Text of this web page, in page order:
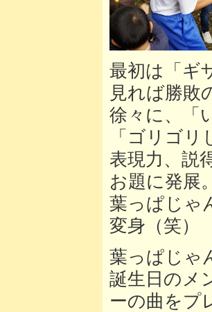
最初は「ギ
見れば勝敗
徐々に、「
「ゴリゴ
表現力、説
お題に発展
葉っぱじゃ
変身（笑）
葉っぱじゃ
誕生日のメ
ーの曲をプ